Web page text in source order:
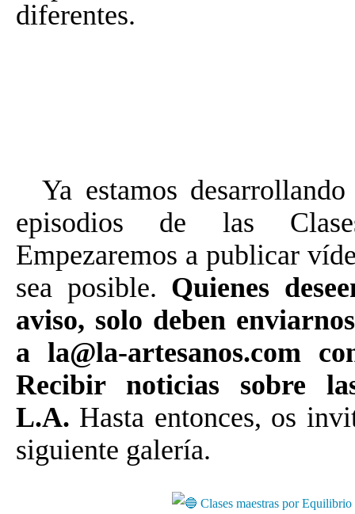
diferentes.
Ya estamos
episodios de las
Empezaremos a publicar
sea posible. Quienes
aviso, solo deben
a la@la-artesanos.com
Recibir noticias sobre
L.A. Hasta entonces, os
siguiente galería.